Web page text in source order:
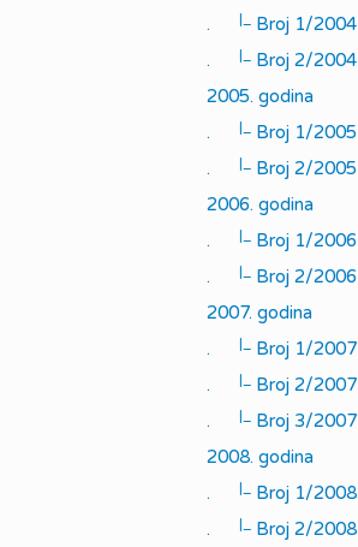
.
|_
Broj 1/2004
.
|_
Broj 2/2004
2005. godina
.
|_
Broj 1/2005
.
|_
Broj 2/2005
2006. godina
.
|_
Broj 1/2006
.
|_
Broj 2/2006
2007. godina
.
|_
Broj 1/2007
.
|_
Broj 2/2007
.
|_
Broj 3/2007
2008. godina
.
|_
Broj 1/2008
.
|_
Broj 2/2008